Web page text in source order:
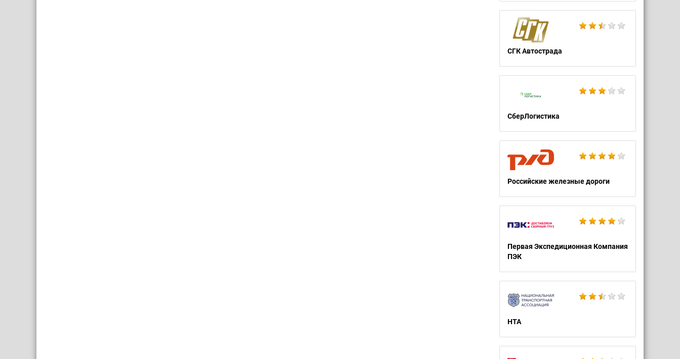
СГК Автострада
СберЛогистика
Российские железные дороги
Первая Экспедиционная Компания
ПЭК
НТА